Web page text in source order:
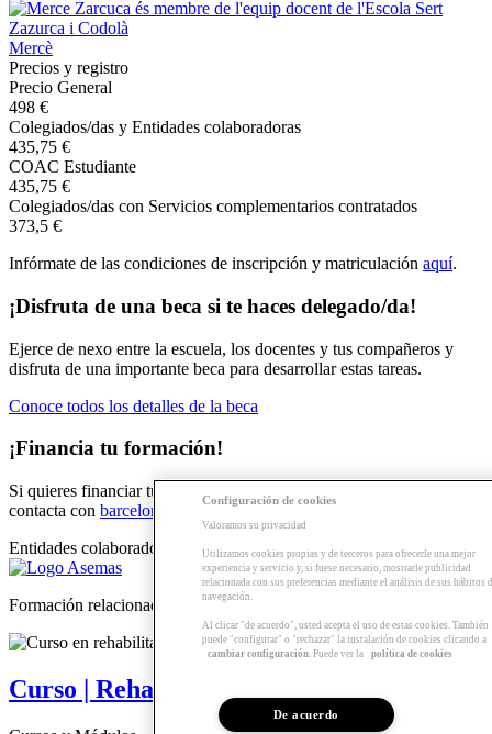
Zazurca i Codolà
Mercè
Precios y registro
Precio General
498 €
Colegiados/das y Entidades colaboradoras
435,75 €
COAC Estudiante
435,75 €
Colegiados/das con Servicios complementarios contratados
373,5 €
Infórmate de las condiciones de inscripción y matriculación aquí.
¡Disfruta de una beca si te haces delegado/da!
Ejerce de nexo entre la escuela, los docentes y tus compañeros y
disfruta de una importante beca para desarrollar estas tareas.
Conoce todos los detalles de la beca
¡Financia tu formación!
Si quieres financiar tu formación con el
contacta con barcelona@arquia.eso llama al 93 4826850.
Entidades colaboradoras
Formación relacionada
Curso | Rehabilitación de Instalaciones
Configuración de cookies
Valoramos su privacidad
Utilizamos cookies propias y de terceros para ofrecerle una mejor
experiencia y servicio y, si fuese necesario, mostrarle publicidad
relacionada con sus preferencias mediante el análisis de sus hábitos
navegación.
Al clicar "de acuerdo", usted acepta el uso de estas cookies. También
puede "configurar" o "rechazar" la instalación de cookies clicando a
cambiar configuración. Puede ver la política de cookies
De acuerdo